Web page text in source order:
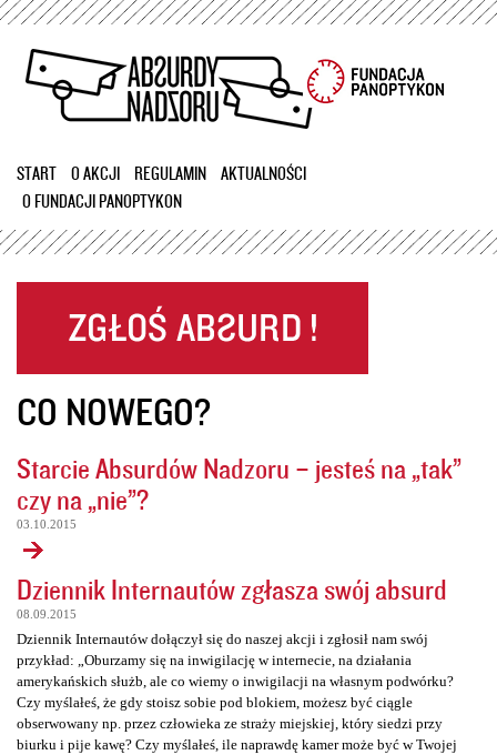
Przejdź
treści
START O AKCJI REGULAMIN
AKTUALNOŚCI
O FUNDACJI PANOPTYKON
CO NOWEGO?
Starcie Absurdów Nadzoru – jesteś na „tak”
czy na „nie”?
03.10.2015
Dziennik Internautów zgłasza swój absurd
08.09.2015
Dziennik Internautów dołączył się do naszej akcji i zgłosił nam swój
przykład: „Oburzamy się na inwigilację w internecie, na działania
amerykańskich służb, ale co wiemy o inwigilacji na własnym podwórku?
Czy myślałeś, że gdy stoisz sobie pod blokiem, możesz być ciągle
obserwowany np. przez człowieka ze straży miejskiej, który siedzi przy
biurku i pije kawę? Czy myślałeś, ile naprawdę kamer może być w Twojej